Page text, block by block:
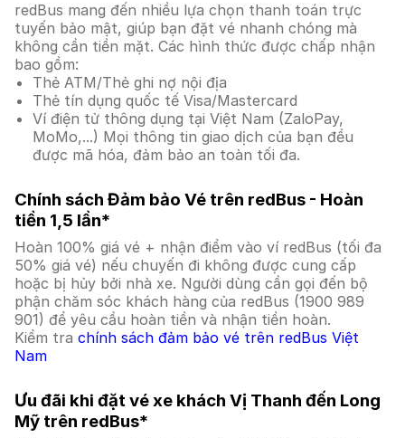
redBus mang đến nhiều lựa chọn thanh toán trực
tuyến bảo mật, giúp bạn đặt vé nhanh chóng mà
không cần tiền mặt. Các hình thức được chấp nhận
bao gồm:
Thẻ ATM/Thẻ ghi nợ nội địa
Thẻ tín dụng quốc tế Visa/Mastercard
Ví điện tử thông dụng tại Việt Nam (ZaloPay,
MoMo,...) Mọi thông tin giao dịch của bạn đều
được mã hóa, đảm bảo an toàn tối đa.
Chính sách Đảm bảo Vé trên redBus - Hoàn
tiền 1,5 lần*
Hoàn 100% giá vé + nhận điểm vào ví redBus (tối đa
50% giá vé) nếu chuyến đi không được cung cấp
hoặc bị hủy bởi nhà xe. Người dùng cần gọi đến bộ
phận chăm sóc khách hàng của redBus (1900 989
901) để yêu cầu hoàn tiền và nhận tiền hoàn.
Kiểm tra chính sách đảm bảo vé trên redBus Việt
Nam
Ưu đãi khi đặt vé xe khách Vị Thanh đến Long
Mỹ trên redBus*